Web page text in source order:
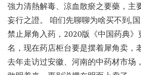
強力清熱解毒、涼血散瘀之要藥，主
妄行之證。 咱们先聊聊为啥买不到,
禁止犀角入药，2020版《中国药典》
名，现在药店柜台要是摆着犀角卖，
去年走访过安徽、河南的中药材市场